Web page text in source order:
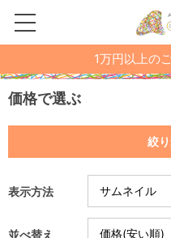
1万円以上の
価格で選ぶ
絞
表示方法
並べ替え